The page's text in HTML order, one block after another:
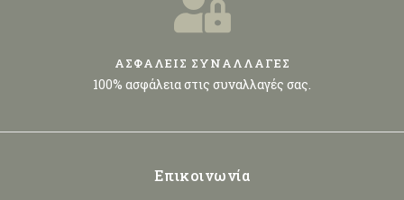
ΑΣΦΑΛΕΙΣ ΣΥΝΑΛΛΑΓΕΣ
100% ασφάλεια στις συναλλαγές σας.
Επικοινωνία